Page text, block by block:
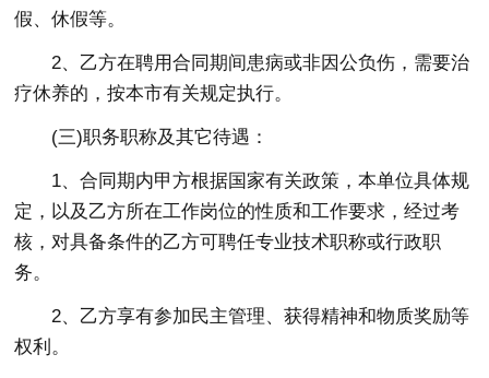
假、休假等。
2、乙方在聘用合同期间患病或非因公负伤，需要治
疗休养的，按本市有关规定执行。
(三)职务职称及其它待遇：
1、合同期内甲方根据国家有关政策，本单位具体规
定，以及乙方所在工作岗位的性质和工作要求，经过考
核，对具备条件的乙方可聘任专业技术职称或行政职
务。
2、乙方享有参加民主管理、获得精神和物质奖励等
权利。